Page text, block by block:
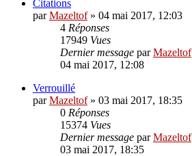
Citations
parMazeltof» 04 mai 2017, 12:03
4 Réponses
17949 Vues
Dernier message parMazeltof
04 mai 2017, 12:08
Verrouillé
parMazeltof» 03 mai 2017, 18:35
0 Réponses
15374 Vues
Dernier message parMazeltof
03 mai 2017, 18:35